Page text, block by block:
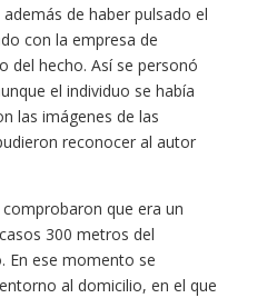
de haber pulsado el
con la empresa de
del hecho. Así se personó
el individuo se había
las imágenes de las
reconocer al autor
que era un
300 metros del
En ese momento se
al domicilio, en el que